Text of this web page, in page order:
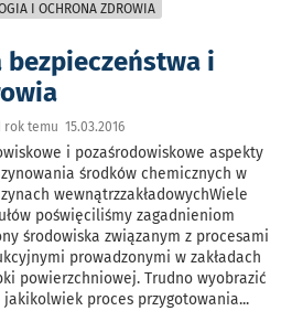
I OCHRONA ZDROWIA
bezpieczeństwa i
rok temu 15.03.2016
i pozaśrodowiskowe aspekty
środków chemicznych w
wewnątrzzakładowychWiele
poświęciliśmy zagadnieniom
środowiska związanym z procesami
prowadzonymi w zakładach
powierzchniowej. Trudno wyobrazić
jakikolwiek proces przygotowania...